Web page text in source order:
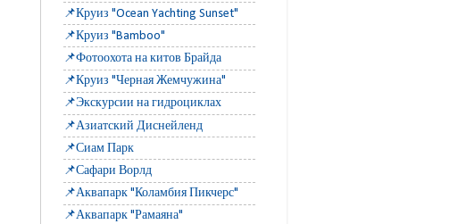
📌Круиз "Ocean Yachting Sunset"
📌Круиз "Bamboo"
📌Фотоохота на китов Брайда
📌Круиз "Черная Жемчужина"
📌Экскурсии на гидроциклах
📌Азиатский Диснейленд
📌Сиам Парк
📌Сафари Ворлд
📌Аквапарк "Коламбия Пикчерс"
📌Аквапарк "Рамаяна"